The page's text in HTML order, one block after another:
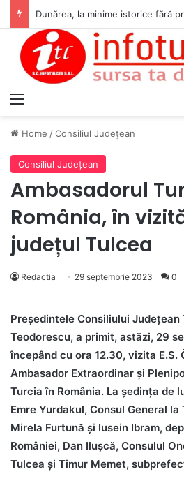
Home /Consiliul Judeţean
Consiliul Judeţean
Ambasadorul
România, în
județul Tulcea
Redactia 29 septembrie 2023 0
Președintele Consiliului Județean
Teodorescu, a primit, astăzi, 29
începând cu ora 12.30, vizita E.S.
Ambasador Extraordinar și
Turcia în România. La ședința de
Emre Yurdakul, Consul General
Mirela Furtună și Iusein Ibram,
României, Dan Ilușcă, Consulul
Tulcea și Timur Memet,